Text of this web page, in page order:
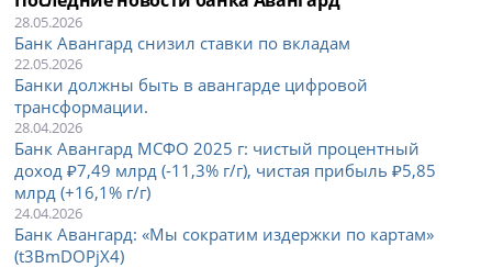
28.05.2026
Банк Авангард снизил ставки по вкладам
22.05.2026
Банки должны быть в авангарде цифровой
трансформации.
28.04.2026
Банк Авангард МСФО 2025 г: чистый процентный
доход ₽7,49 млрд (-11,3% г/г), чистая прибыль ₽5,85
млрд (+16,1% г/г)
24.04.2026
Банк Авангард: «Мы сократим издержки по картам»
(t3BmDOPjX4)